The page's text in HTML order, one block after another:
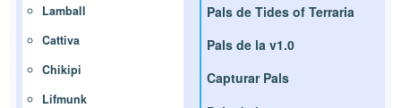
Lamball
Cattiva
Chikipi
Lifmunk
Pals de Tides of Terraria
Pals de la v1.0
Capturar Pals